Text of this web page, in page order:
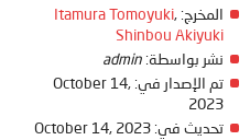
المخرج: Itamura Tomoyuki,
Shinbou Akiyuki
نشر بواسطة: admin
تم الإصدار في: October 14,
2023
تحديث في: October 14, 2023